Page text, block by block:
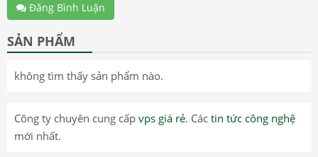
Đăng Bình Luận
SẢN PHẨM
không tìm thấy sản phẩm nào.
Công ty chuyên cung cấp vps giá rẻ. Các tin tức công nghệ
mới nhất.